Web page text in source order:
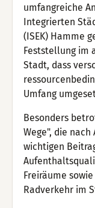
umfangreiche
Integrierten
(ISEK) Hamme
Feststellung im
Stadt, dass
Umfang
Besonders
Wege", die nach
wichtigen
Freiräume
Radverkehr im